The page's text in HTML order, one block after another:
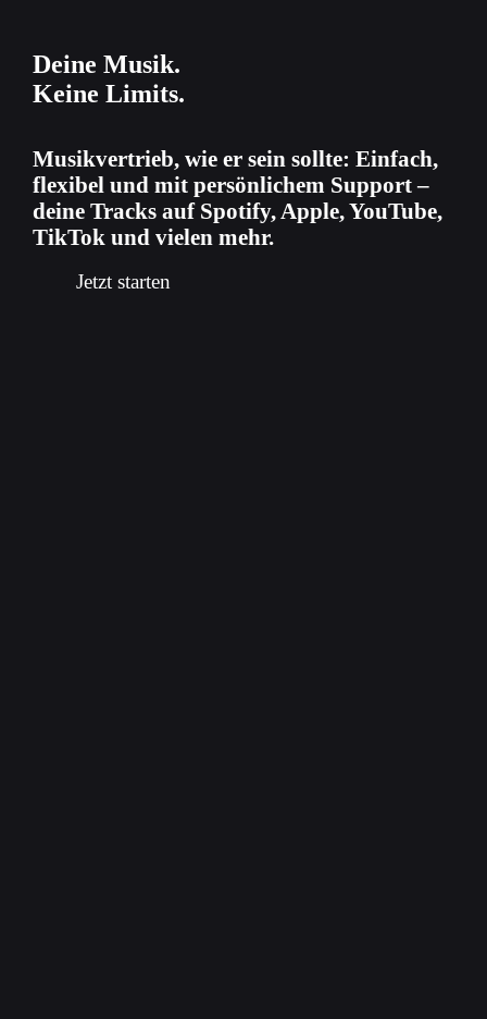
Deine Musik.
Keine Limits.
Musikvertrieb, wie er sein sollte: Einfach,
flexibel und mit persönlichem Support –
deine Tracks auf Spotify, Apple, YouTube,
TikTok und vielen mehr.
Jetzt starten